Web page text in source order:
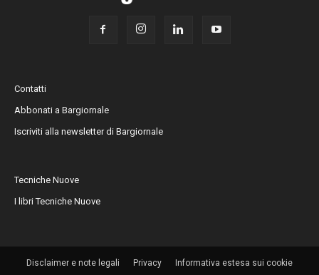
Contatti
Abbonati a Bargiornale
Iscriviti alla newsletter di Bargiornale
Tecniche Nuove
I libri Tecniche Nuove
Disclaimer e note legali Privacy Informativa estesa sui cookie